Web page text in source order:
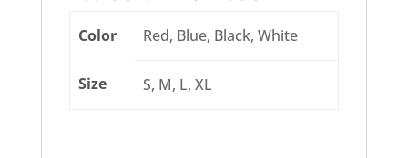
Color Red, Blue, Black, White
Size S, M, L, XL